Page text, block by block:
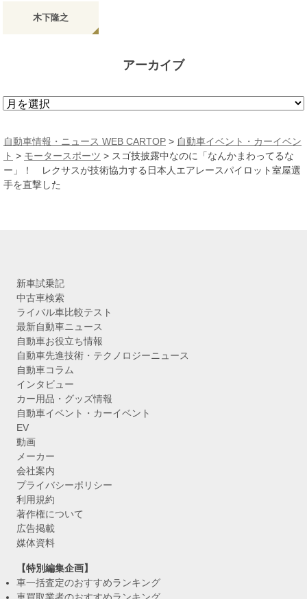
木下隆之
アーカイブ
ア
カ
イ
ブ
自動車情報・ニュース WEB CARTOP > 自動車イベント・カーイベン
ト > モータースポーツ > スゴ技披露中なのに「なんかまわってるな
ー」！ レクサスが技術協力する日本人エアレースパイロット室屋選
手を直撃した
新車試乗記
中古車検索
ライバル車比較テスト
最新自動車ニュース
自動車お役立ち情報
自動車先進技術・テクノロジーニュース
自動車コラム
インタビュー
カー用品・グッズ情報
自動車イベント・カーイベント
EV
動画
メーカー
会社案内
プライバシーポリシー
利用規約
著作権について
広告掲載
媒体資料
【特別編集企画】
車一括査定のおすすめランキング